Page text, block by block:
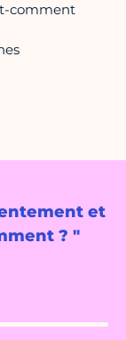
et
? "
comment